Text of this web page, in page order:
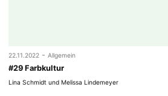
22.11.2022 - Allgemein
#29 Farbkultur
Lina Schmidt und Melissa Lindemeyer